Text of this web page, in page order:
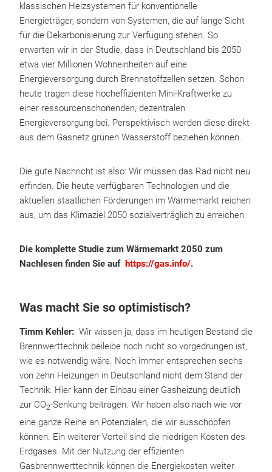
klassischen Heizsystemen für konventionelle
Energieträger, sondern von Systemen, die auf lange Sicht
für die Dekarbonisierung zur Verfügung stehen. So
erwarten wir in der Studie, dass in Deutschland bis 2050
etwa vier Millionen Wohneinheiten auf eine
Energieversorgung durch Brennstoffzellen setzen. Schon
heute tragen diese hocheffizienten Mini-Kraftwerke zu
einer ressourcenschonenden, dezentralen
Energieversorgung bei. Perspektivisch werden diese direkt
aus dem Gasnetz grünen Wasserstoff beziehen können.
Die gute Nachricht ist also: Wir müssen das Rad nicht neu
erfinden. Die heute verfügbaren Technologien und die
aktuellen staatlichen Förderungen im Wärmemarkt reichen
aus, um das Klimaziel 2050 sozialverträglich zu erreichen.
Die komplette Studie zum Wärmemarkt 2050 zum
Nachlesen finden Sie auf https://gas.info/.
Was macht Sie so optimistisch?
Timm Kehler: Wir wissen ja, dass im heutigen Bestand die
Brennwerttechnik beileibe noch nicht so vorgedrungen ist,
wie es notwendig wäre. Noch immer entsprechen sechs
von zehn Heizungen in Deutschland nicht dem Stand der
Technik. Hier kann der Einbau einer Gasheizung deutlich
zur CO2-Senkung beitragen. Wir haben also nach wie vor
eine ganze Reihe an Potenzialen, die wir ausschöpfen
können. Ein weiterer Vorteil sind die niedrigen Kosten des
Erdgases. Mit der Nutzung der effizienten
Gasbrennwerttechnik können die Energiekosten weiter